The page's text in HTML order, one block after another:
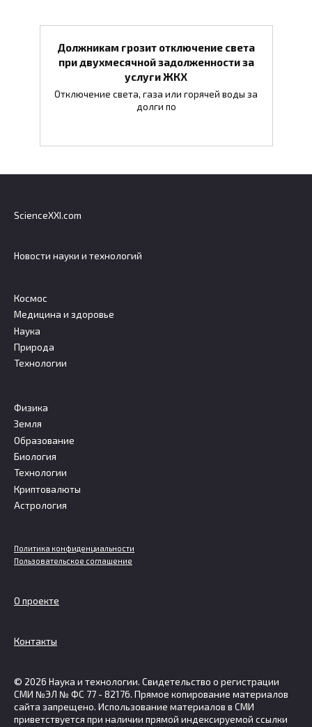
Должникам грозит отключение света
при двухмесячной задолженности за
услуги ЖКХ
Отключение света, газа или горячей воды за
долги по
ScienceXXI.com
Новости науки и технологий
Космос
Медицина и здоровье
Наука
Природа
Технологии
Физика
Земля
Образование
Биология
Технологии
Криптовалюты
Астрология
Политика конфиденциальности
Пользовательское соглашение
О проекте
Контакты
© 2026 Наука и технологии. Свидетельство о регистрации
СМИ №ЭЛ № ФС 77 - 82176. Прямое копирование материалов
сайта запрещено. Использование материалов в СМИ
приветствуется при наличии прямой индексируемой ссылки